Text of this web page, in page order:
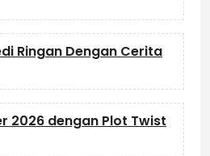
Ringan Dengan Cerita
2026 dengan Plot Twist